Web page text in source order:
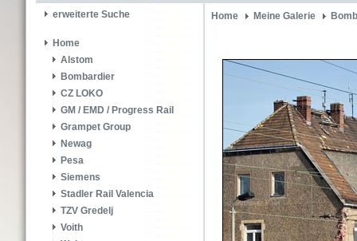
erweiterte Suche
Home
Alstom
Bombardier
CZ LOKO
GM / EMD / Progress Rail
Grampet Group
Newag
Pesa
Siemens
Stadler Rail Valencia
TZV Gredelj
Voith
Home Meine Galerie